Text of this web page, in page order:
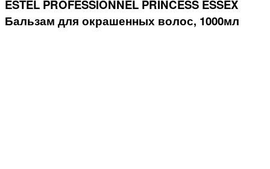
ESTEL PROFESSIONNEL PRINCESS ESSEX
Бальзам для окрашенных волос, 1000мл